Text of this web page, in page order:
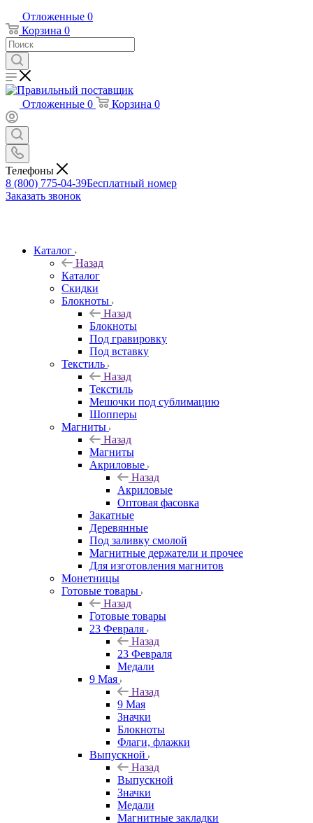
Отложенные 0
Корзина 0
Отложенные 0 Корзина 0
Телефоны
8 (800) 775-04-39Бесплатный номер
Заказать звонок
Каталог
Назад
Каталог
Скидки
Блокноты
Назад
Блокноты
Под гравировку
Под вставку
Текстиль
Назад
Текстиль
Мешочки под сублимацию
Шопперы
Магниты
Назад
Магниты
Акриловые
Назад
Акриловые
Оптовая фасовка
Закатные
Деревянные
Под заливку смолой
Магнитные держатели и прочее
Для изготовления магнитов
Монетницы
Готовые товары
Назад
Готовые товары
23 Февраля
Назад
23 Февраля
Медали
9 Мая
Назад
9 Мая
Значки
Блокноты
Флаги, флажки
Выпускной
Назад
Выпускной
Значки
Медали
Магнитные закладки